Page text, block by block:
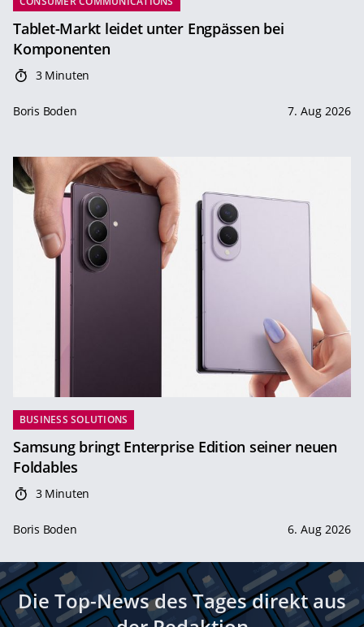
Tablet-Markt leidet unter Engpässen bei
Komponenten
3 Minuten
Boris Boden 7. Aug 2026
BUSINESS SOLUTIONS
Samsung bringt Enterprise Edition seiner neuen
Foldables
3 Minuten
Boris Boden 6. Aug 2026
Die Top-News des Tages direkt aus